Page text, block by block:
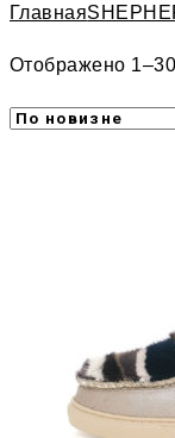
Главная
Отображено 1–30